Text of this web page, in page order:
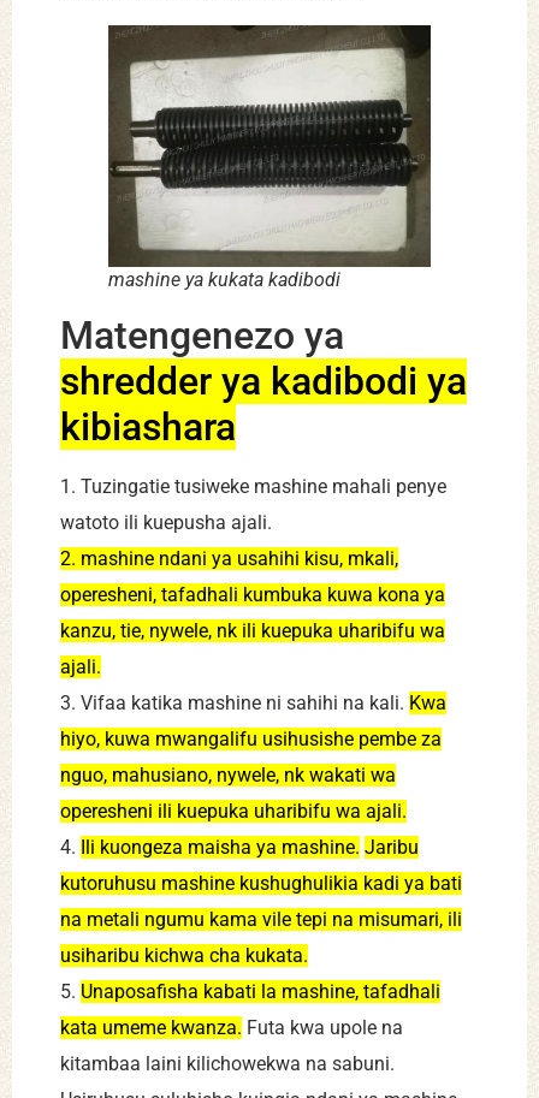
mashine ya kukata kadibodi
Matengenezo ya
shredder ya kadibodi ya
kibiashara
1. Tuzingatie tusiweke mashine mahali penye
watoto ili kuepusha ajali.
2. mashine ndani ya usahihi kisu, mkali,
operesheni, tafadhali kumbuka kuwa kona ya
kanzu, tie, nywele, nk ili kuepuka uharibifu wa
ajali.
3. Vifaa katika mashine ni sahihi na kali. Kwa
hiyo, kuwa mwangalifu usihusishe pembe za
nguo, mahusiano, nywele, nk wakati wa
operesheni ili kuepuka uharibifu wa ajali.
4. Ili kuongeza maisha ya mashine. Jaribu
kutoruhusu mashine kushughulikia kadi ya bati
na metali ngumu kama vile tepi na misumari, ili
usiharibu kichwa cha kukata.
5. Unaposafisha kabati la mashine, tafadhali
kata umeme kwanza. Futa kwa upole na
kitambaa laini kilichowekwa na sabuni.